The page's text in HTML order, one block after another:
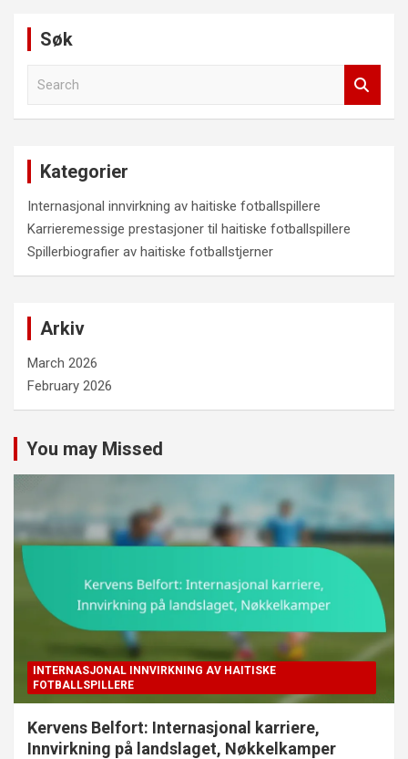
Søk
Kategorier
Internasjonal innvirkning av haitiske fotballspillere
Karrieremessige prestasjoner til haitiske fotballspillere
Spillerbiografier av haitiske fotballstjerner
Arkiv
March 2026
February 2026
You may Missed
INTERNASJONAL INNVIRKNING AV HAITISKE
FOTBALLSPILLERE
Kervens Belfort: Internasjonal karriere,
Innvirkning på landslaget, Nøkkelkamper